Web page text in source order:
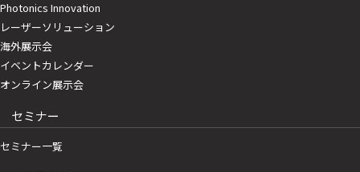
Photonics Innovation
レーザーソリューション
海外展示会
イベントカレンダー
オンライン展示会
セミナー
セミナー一覧